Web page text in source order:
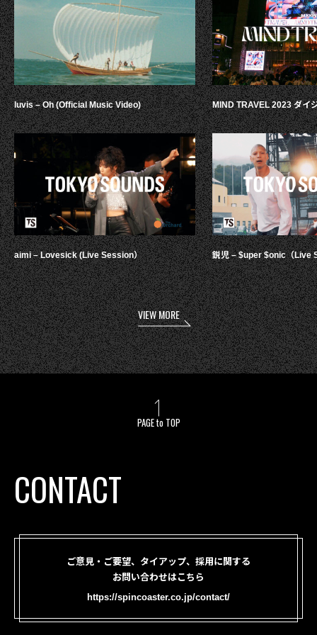
luvis – Oh (Official Music Video)
aimi – Lovesick (Live Session）
MIND TRAVEL 2023 ダイ
鋭児 – $uper $onic（Live
VIEW MORE
PAGE to TOP
CONTACT
ご意見・ご要望、タイアップ、採用に関する
お問い合わせはこちら
https://spincoaster.co.jp/contact/